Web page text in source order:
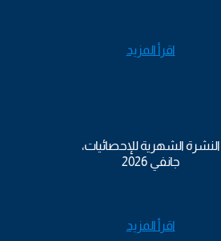
اقرأ المزيد
النشرة الشهرية للإحصائيات،
جانفي 2026
اقرأ المزيد